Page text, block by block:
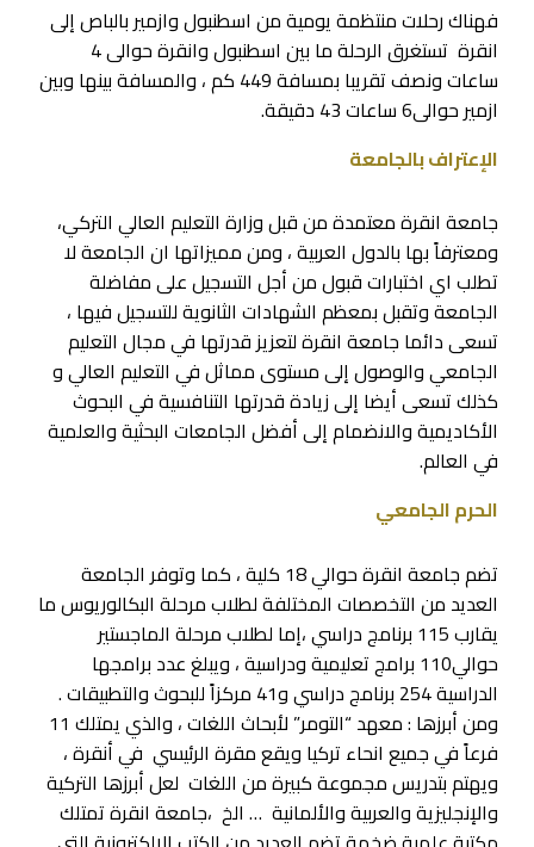
فهناك رحلات منتظمة يومية من اسطنبول وازمير بالباص إلى
انقرة تستغرق الرحلة ما بين اسطنبول وانقرة حوالى 4
ساعات ونصف تقريبا بمسافة 449 كم ، والمسافة بينها وبين
ازمير حوالى6 ساعات 43 دقيقة.
الإعتراف بالجامعة
جامعة انقرة معتمدة من قبل وزارة التعليم العالي التركي،
ومعترفاً بها بالدول العربية ، ومن مميزاتها ان الجامعة لا
تطلب اي اختبارات قبول من أجل التسجيل على مفاضلة
الجامعة وتقبل بمعظم الشهادات الثانوية للتسجيل فيها ،
تسعى دائما جامعة انقرة لتعزيز قدرتها في مجال التعليم
الجامعي والوصول إلى مستوى مماثل في التعليم العالي و
كذلك تسعى أيضا إلى زيادة قدرتها التنافسية في البحوث
الأكاديمية والانضمام إلى أفضل الجامعات البحثية والعلمية
في العالم.
الحرم الجامعي
تضم جامعة انقرة حوالي 18 كلية ، كما وتوفر الجامعة
العديد من التخصصات المختلفة لطلاب مرحلة البكالوريوس ما
يقارب 115 برنامج دراسي ،إما لطلاب مرحلة الماجستير
حوالي110 برامج تعليمية ودراسية ، ويبلغ عدد برامجها
الدراسية 254 برنامج دراسي و41 مركزاً للبحوث والتطبيقات .
ومن أبرزها : معهد “التومر” لأبحاث اللغات ، والذي يمتلك 11
فرعاً في جميع انحاء تركيا ويقع مقرة الرئيسي في أنقرة ،
ويهتم بتدريس مجموعة كبيرة من اللغات لعل أبرزها التركية
والإنجليزية والعربية والألمانية … الخ ،جامعة انقرة تمتلك